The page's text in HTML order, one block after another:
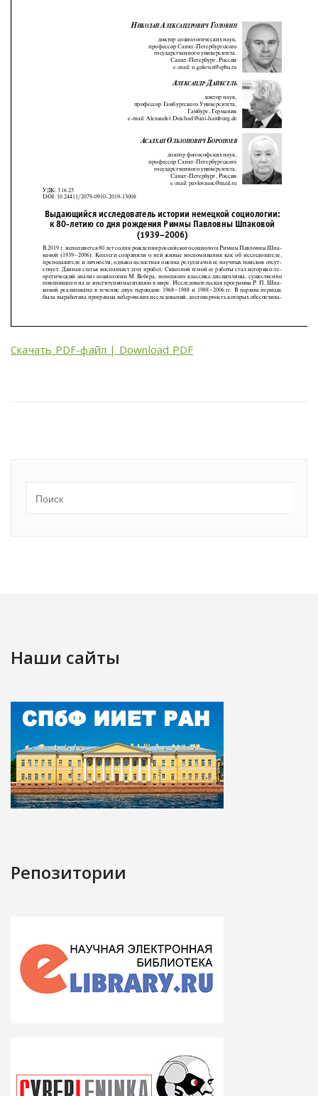
Скачать PDF-файл | Download PDF
Наши сайты
Репозитории